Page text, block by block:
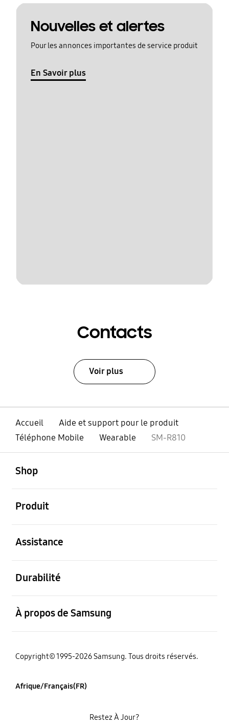
Nouvelles et alertes
Pour les annonces importantes de service produit
En Savoir plus
Contacts
Voir plus
Accueil
Aide et support pour le produit
Téléphone Mobile
Wearable SM-R810
Shop
Produit
Assistance
Durabilité
À propos de Samsung
Copyright© 1995-2026 Samsung. Tous droits réservés.
Afrique/Français(FR)
Restez À Jour?